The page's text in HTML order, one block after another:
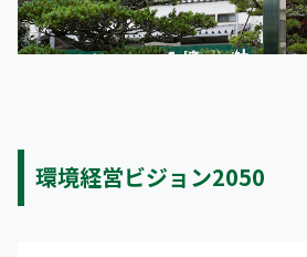
環境経営ビジョン2050